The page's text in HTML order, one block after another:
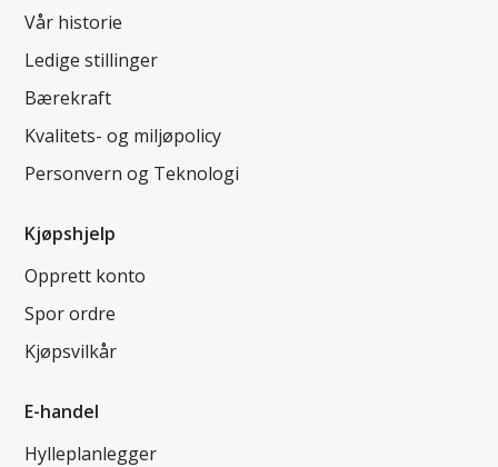
Vår historie
Ledige stillinger
Bærekraft
Kvalitets- og miljøpolicy
Personvern og Teknologi
Kjøpshjelp
Opprett konto
Spor ordre
Kjøpsvilkår
E-handel
Hylleplanlegger